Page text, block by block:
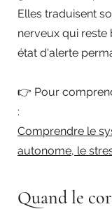
Elles traduisent
nerveux qui reste
état d'alerte
👉 Pour
:
Comprendre le
autonome, le
Quand le